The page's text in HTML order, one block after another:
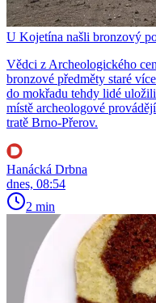
U Kojetína našli bronzový
Vědci z Archeologického
bronzové předměty staré
do mokřadu tehdy lidé
místě archeologové
tratě Brno-Přerov.
Hanácká Drbna
dnes, 08:54
2 min